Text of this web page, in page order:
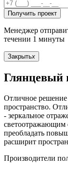
Получить проект
Менеджер
течении 1 минуты
Закрытьx
Глянцевый
Отличное решение
пространство.
- зеркальное
светоотражающим
преобладать
расширит
Производители